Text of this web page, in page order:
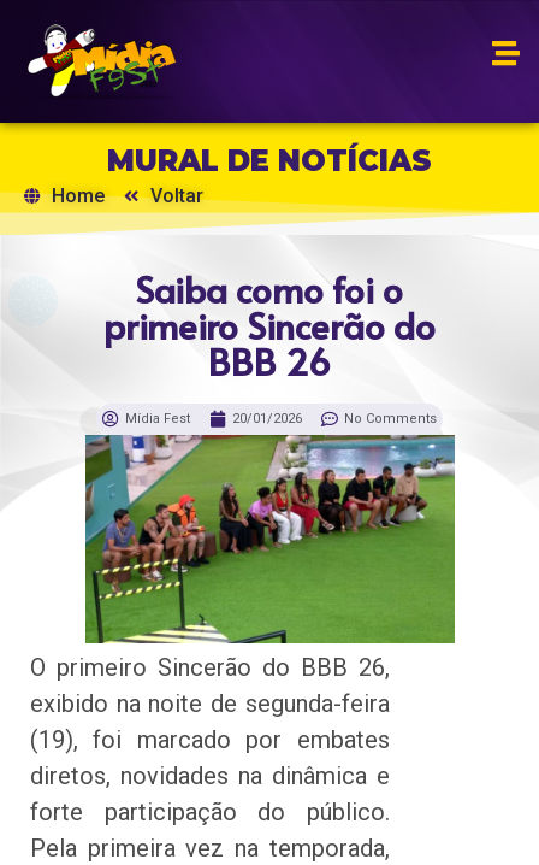
MURAL DE NOTÍCIAS
Home Voltar
Saiba como foi o
primeiro Sincerão do
BBB 26
Mídia Fest 20/01/2026 No Comments
O primeiro Sincerão do BBB 26,
exibido na noite de segunda-feira
(19), foi marcado por embates
diretos, novidades na dinâmica e
forte participação do público.
Pela primeira vez na temporada,